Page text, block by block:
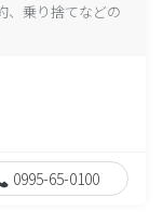
、乗り捨てなどの
0995-65-0100